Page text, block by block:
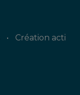
Création acti